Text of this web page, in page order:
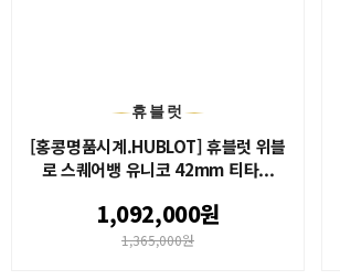
휴블럿
[홍콩명품시계.HUBLOT] 휴블럿 위블
로 스퀘어뱅 유니코 42mm 티타...
1,092,000원
1,365,000원